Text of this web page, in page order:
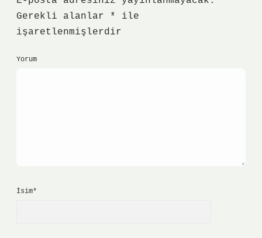
Gerekli alanlar
*
ile
işaretlenmişlerdir
Yorum
İsim*